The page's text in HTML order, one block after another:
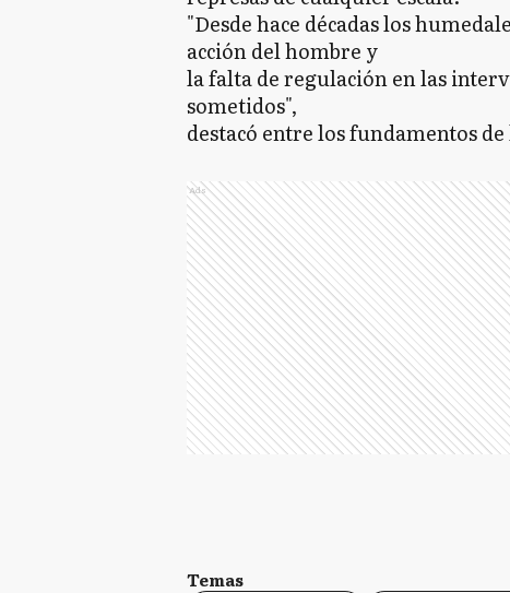
"Desde hace décadas los
acción del hombre y
la falta de regulación en las
sometidos",
destacó entre los fundamentos
Ads
Temas